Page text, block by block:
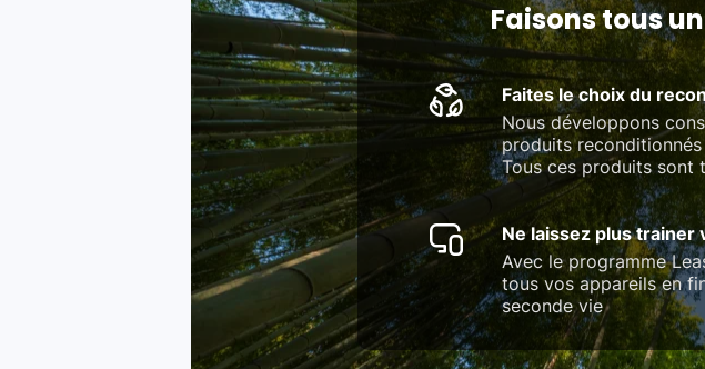
Faisons tous
Faites le choix du
Nous développons
produits
Tous ces produits sont
Ne laissez plus trainer
Avec le programme
tous vos appareils en
seconde vie